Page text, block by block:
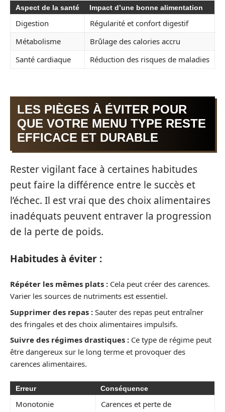
Aspect de la santé Impact d’une bonne alimentation
Digestion
Régularité et confort digestif
Métabolisme
Brûlage des calories accru
Santé cardiaque
Réduction des risques de maladies
LES PIÈGES À ÉVITER POUR
QUE VOTRE MENU TYPE RESTE
EFFICACE ET DURABLE
Rester vigilant face à certaines habitudes
peut faire la différence entre le succès et
l’échec. Il est vrai que des choix alimentaires
inadéquats peuvent entraver la progression
de la perte de poids.
Habitudes à éviter :
Répéter les mêmes plats : Cela peut créer des carences.
Varier les sources de nutriments est essentiel.
Supprimer des repas : Sauter des repas peut entraîner
des fringales et des choix alimentaires impulsifs.
Suivre des régimes drastiques : Ce type de régime peut
être dangereux sur le long terme et provoquer des
carences alimentaires.
Erreur Conséquence
Monotonie
Carences et perte de